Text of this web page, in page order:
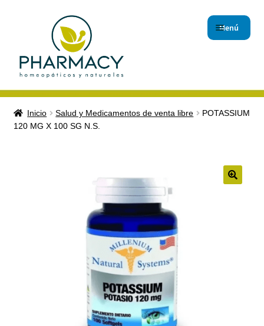
Menú
Inicio
Carrito de compras
Política de protección y tratamiento de datos personales
TÉRMINOS Y CONDICIONES
Inicio Salud y Medicamentos de venta libre
POTASSIUM
120 MG X 100 SG N.S.